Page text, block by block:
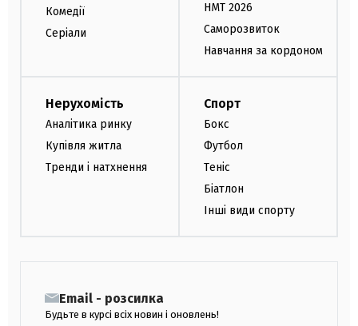
Комедії
Серіали
НМТ 2026
Саморозвиток
Навчання за кордоном
Нерухомість
Аналітика ринку
Купівля житла
Тренди і натхнення
Спорт
Бокс
Футбол
Теніс
Біатлон
Інші види спорту
Email - розсилка
Будьте в курсі всіх новин і оновлень!